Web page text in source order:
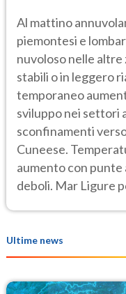
Al mattino
piemontesi e
nuvoloso nelle
stabili o in leggero
temporaneo
sviluppo nei settori
sconfinamenti
Cuneese.
aumento con
deboli. Mar Ligure
Ultime news